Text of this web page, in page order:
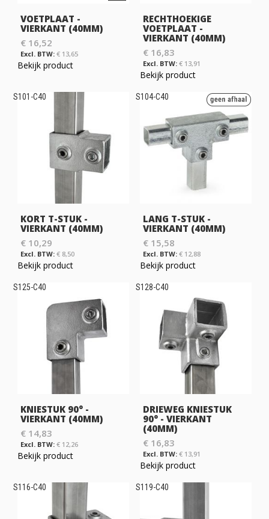
VOETPLAAT -
VIERKANT (40MM)
€ 16,52
€ 13,65
Bekijk product
RECHTHOEKIGE
VOETPLAAT -
VIERKANT (40MM)
€ 16,83
€ 13,91
Bekijk product
S101-C40
KORT T-STUK -
VIERKANT (40MM)
€ 10,29
€ 8,50
Bekijk product
S104-C40
LANG T-STUK -
VIERKANT (40MM)
€ 15,58
€ 12,88
Bekijk product
S125-C40
KNIESTUK 90° -
VIERKANT (40MM)
€ 14,83
€ 12,26
Bekijk product
S128-C40
DRIEWEG KNIESTUK
90° - VIERKANT
(40MM)
€ 16,83
€ 13,91
Bekijk product
S116-C40 S119-C40